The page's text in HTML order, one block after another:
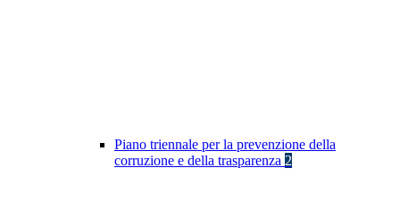
Piano triennale per la prevenzione della
corruzione e della trasparenza 2